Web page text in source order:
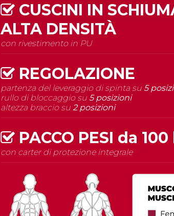
CUSCINI IN
ALTA DENSITÀ
con rivestimento in PU
REGOLAZIONE
partenza del leveraggio di spinta su 5
rullo di bloccaggio su 5 posizioni
altezza braccio su 2 posizioni
PACCO PESI da 100
con carter di protezione integrale